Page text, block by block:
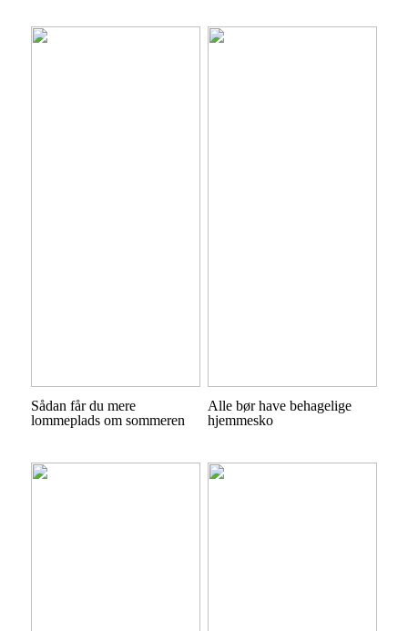
Sådan får du mere
lommeplads om sommeren
Alle bør have behagelige
hjemmesko